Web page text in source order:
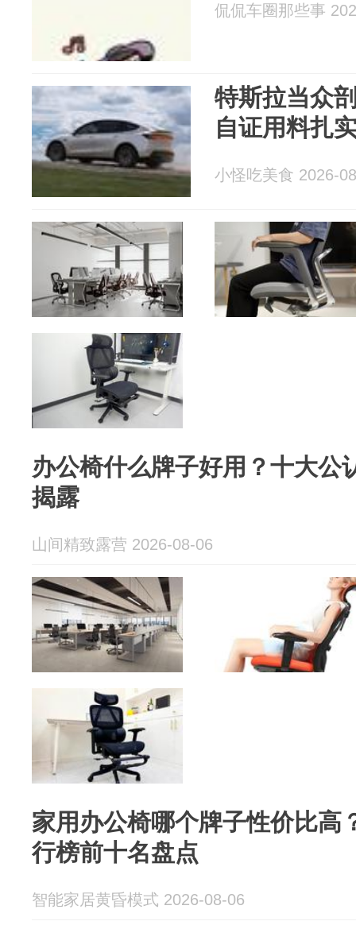
侃侃车圈那些事
特斯拉当众
自证用料扎
小怪吃美食 2026-
办公椅什么牌子好用？十大公
揭露
山间精致露营 2026-08-06
家用办公椅哪个牌子性价比高
行榜前十名盘点
智能家居黄昏模式 2026-08-06